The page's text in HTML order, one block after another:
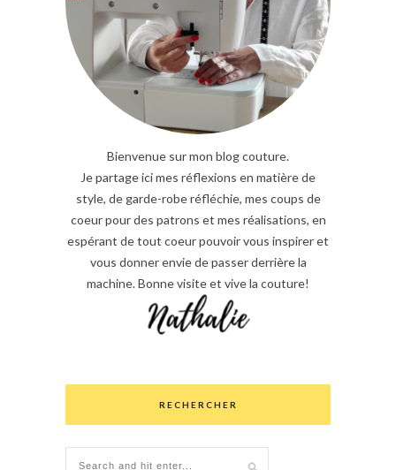
Bienvenue sur mon blog couture.
Je partage ici mes réflexions en matière de
style, de garde-robe réfléchie, mes coups de
coeur pour des patrons et mes réalisations, en
espérant de tout coeur pouvoir vous inspirer et
vous donner envie de passer derrière la
machine. Bonne visite et vive la couture!
RECHERCHER